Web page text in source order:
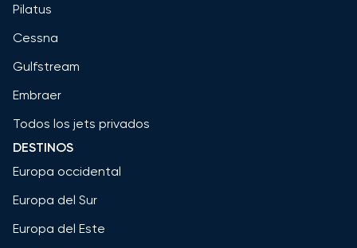
Pilatus
Cessna
Gulfstream
Embraer
Todos los jets privados
DESTINOS
Europa occidental
Europa del Sur
Europa del Este